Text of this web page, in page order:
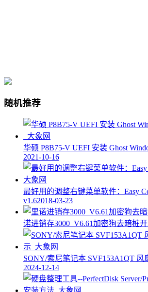
随机推荐
华硕 P8B75-V UEFI 安装 Ghost
2021-10-16
最好用的调整右键菜单软件：Easy
v1.62018-03-23
诺进销存3000_V6.61加密狗去暗桩
SONY/索尼笔记本 SVF153A1QT 风
2024-12-14